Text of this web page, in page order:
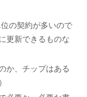
の契約が多いので
更新できるものな
か、チップはある